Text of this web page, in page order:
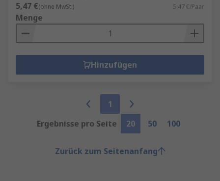
5,47 €(ohne MwSt.) 5,47 €/Paar
Menge
Hinzufügen
1
Ergebnisse pro Seite
20 50 100
Zurück zum Seitenanfang